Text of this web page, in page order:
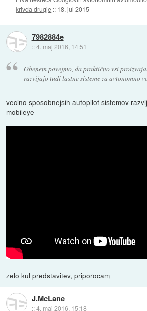
krivda drugje :: 18. jul 2015
7982884e
::4. maj 2016, 14:51
Obenem povejmo, da praktično vsi
razvijajo tudi lastne sisteme za avtonomno
vecino sposobnejsih autopilot sistemov
mobileye
zelo kul predstavitev, priporocam
J.McLane
::4. maj 2016, 15:18